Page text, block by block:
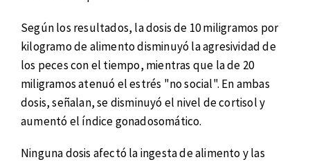
Según los resultados, la dosis de 10 miligramos por
kilogramo de alimento disminuyó la agresividad de
los peces con el tiempo, mientras que la de 20
miligramos atenuó el estrés "no social". En ambas
dosis, señalan, se disminuyó el nivel de cortisol y
aumentó el índice gonadosomático.
Ninguna dosis afectó la ingesta de alimento y las